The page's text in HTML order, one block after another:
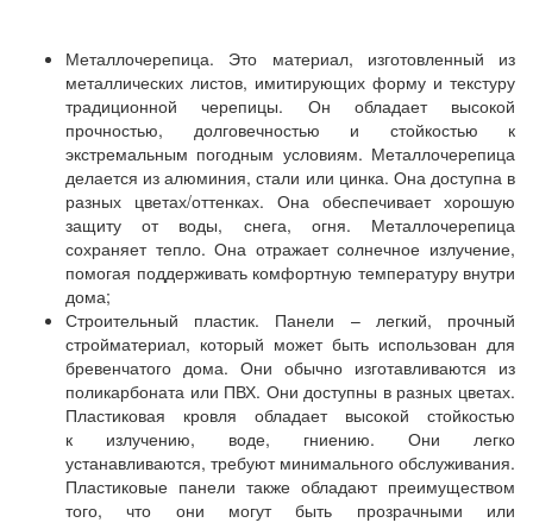
Металлочерепица. Это материал, изготовленный из
металлических листов, имитирующих форму и текстуру
традиционной черепицы. Он обладает высокой
прочностью, долговечностью и стойкостью к
экстремальным погодным условиям. Металлочерепица
делается из алюминия, стали или цинка. Она доступна в
разных цветах/оттенках. Она обеспечивает хорошую
защиту от воды, снега, огня. Металлочерепица
сохраняет тепло. Она отражает солнечное излучение,
помогая поддерживать комфортную температуру внутри
дома;
Строительный пластик. Панели – легкий, прочный
стройматериал, который может быть использован для
бревенчатого дома. Они обычно изготавливаются из
поликарбоната или ПВХ. Они доступны в разных цветах.
Пластиковая кровля обладает высокой стойкостью
к излучению, воде, гниению. Они легко
устанавливаются, требуют минимального обслуживания.
Пластиковые панели также обладают преимуществом
того, что они могут быть прозрачными или